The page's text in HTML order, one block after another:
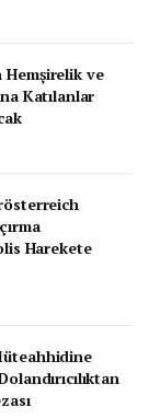
Hemşirelik ve
Katılanlar
Harekete